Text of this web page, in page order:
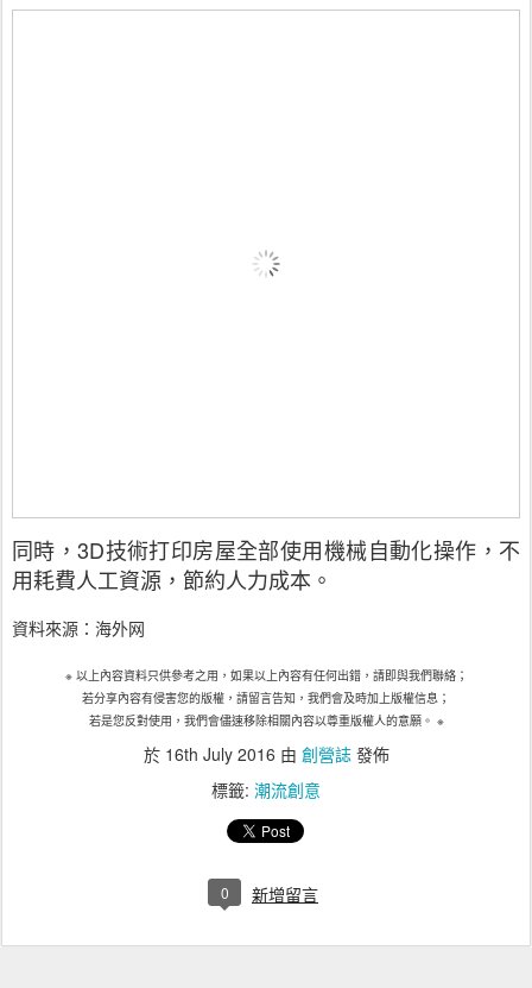
同時，3D技術打印房屋全部使用機械自動化操作，不
用耗費人工資源，節約人力成本。
資料來源：海外网
※ 以上內容資料只供參考之用，如果以上內容有任何出錯，請即與我們聯絡；
若分享內容有侵害您的版權，請留言告知，我們會及時加上版權信息；
若是您反對使用，我們會儘速移除相關內容以尊重版權人的意願。 ※
於 16th July 2016 由 創營誌發佈
標籤: 潮流創意
0 新增留言